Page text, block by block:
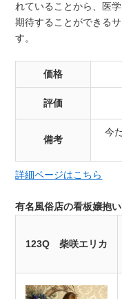
れていることから、医
期待することができる
す。
価格
評価
備考
今
詳細ページはこちら
有名風俗店の看板嬢抱
123Q 柴咲エリカ